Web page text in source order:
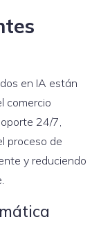
en IA están
comercio
24/7,
proceso de
y reduciendo